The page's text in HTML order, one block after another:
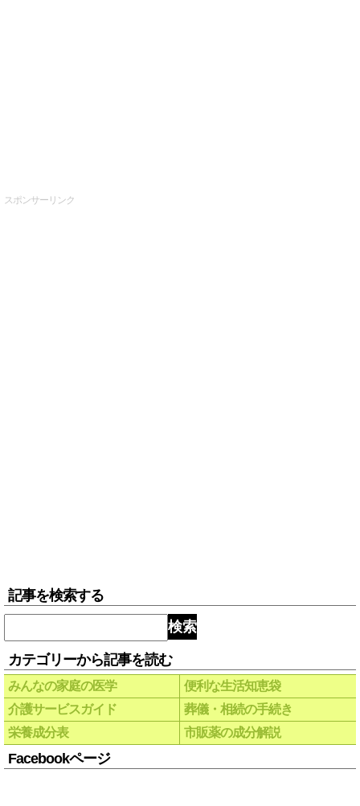
スポンサーリンク
記事を検索する
検索
カテゴリーから記事を読む
みんなの家庭の医学
便利な生活知恵袋
介護サービスガイド
葬儀・相続の手続き
栄養成分表
市販薬の成分解説
Facebookページ